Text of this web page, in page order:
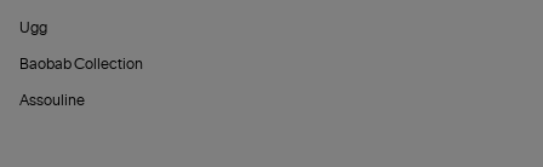
Ugg
Baobab Collection
Assouline